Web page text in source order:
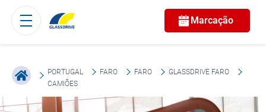
Marcação
PORTUGAL FARO FARO
GLASSDRIVE FARO
CAMIÕES